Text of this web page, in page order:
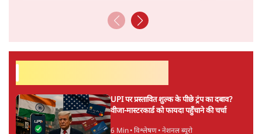
UPI पर प्रस्तावित शुल्क के पीछे ट्रंप का दबाव?
वीजा-मास्टरकार्ड को फायदा पहुँचाने की चर्चा
6 Min• विश्लेषण• नेशनल ब्यूरो